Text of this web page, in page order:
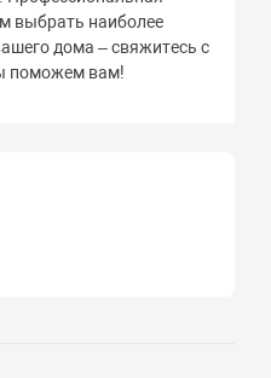
выбрать наиболее
дома – свяжитесь с
поможем вам!